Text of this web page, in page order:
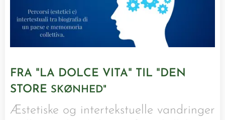
FRA "LA DOLCE VITA" TIL "DEN
STORE SKØNHED"
Æstetiske og intertekstuelle vandringer